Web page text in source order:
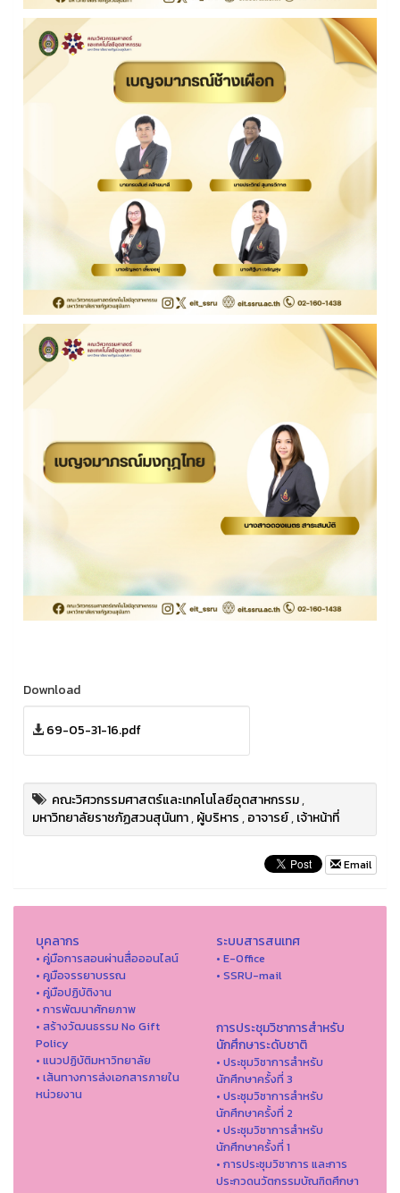
Download
69-05-31-16.pdf
คณะวิศวกรรมศาสตร์และเทคโนโลยีอุตสาหกรรม,
มหาวิทยาลัยราชภัฏสวนสุนันทา,ผู้บริหาร,อาจารย์,เจ้าหน้าที่
Email
บุคลากร
• คู่มือการสอนผ่านสื่อออนไลน์
• คูมือจรรยาบรรณ
• คู่มือปฏิบัติงาน
• การพัฒนาศักยภาพ
• สร้างวัฒนธรรม No Gift
Policy
• แนวปฏิบัติมหาวิทยาลัย
• เส้นทางการส่งเอกสารภายใน
หน่วยงาน
ระบบสารสนเทศ
• E-Office
• SSRU-mail
การประชุมวิชาการสำหรับ
นักศึกษาระดับชาติ
• ประชุมวิชาการสำหรับ
นักศึกษาครั้งที่ 3
• ประชุมวิชาการสำหรับ
นักศึกษาครั้งที่ 2
• ประชุมวิชาการสำหรับ
นักศึกษาครั้งที่ 1
• การประชุมวิชาการ และการ
ประกวดนวัตกรรมบัณฑิตศึกษา